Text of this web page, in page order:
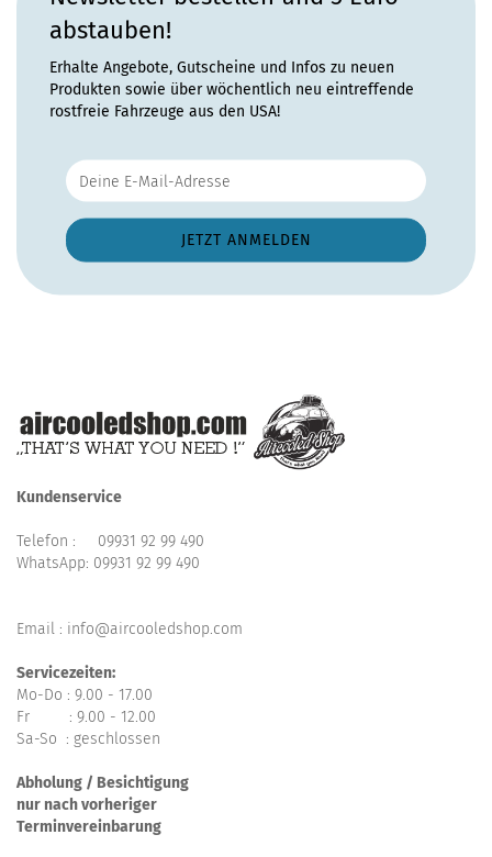
abstauben!
Erhalte Angebote, Gutscheine und Infos zu neuen
Produkten sowie über wöchentlich neu eintreffende
rostfreie Fahrzeuge aus den USA!
Kundenservice
Telefon : 09931 92 99 490
WhatsApp: 09931 92 99 490
Email : info@aircooledshop.com
Servicezeiten:
Mo-Do : 9.00 - 17.00
Fr : 9.00 - 12.00
Sa-So : geschlossen
Abholung / Besichtigung
nur nach vorheriger
Terminvereinbarung